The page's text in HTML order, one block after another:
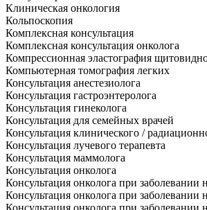
Клиническая онкология
Кольпоскопия
Комплексная консультация
Комплексная консультация онколога
Компрессионная эластография
Компьютерная томография легких
Консультация анестезиолога
Консультация гастроэнтеролога
Консультация гинеколога
Консультация для семейных врачей
Консультация клинического /
Консультация лучевого терапевта
Консультация маммолога
Консультация онколога
Консультация онколога при заболевании
Консультация онколога при заболевании